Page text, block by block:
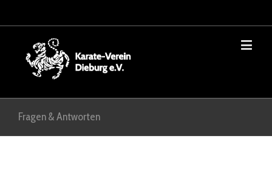
Fragen & Antworten